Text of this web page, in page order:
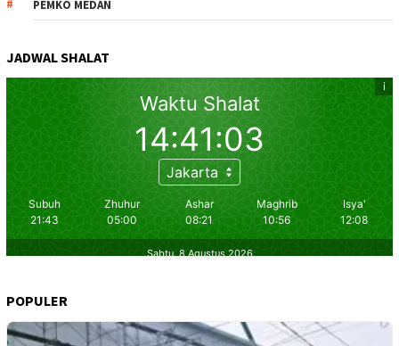
PEMKO MEDAN
JADWAL SHALAT
POPULER